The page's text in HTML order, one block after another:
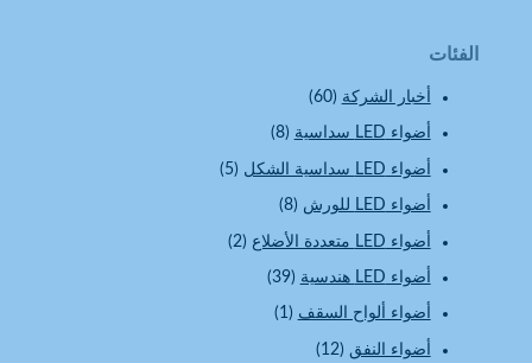
الفئات
أخبار الشركة(60)
أضواء LED سداسية (8)
أضواء LED سداسية الشكل (5)
أضواء LED للورش (8)
أضواء LED متعددة الأضلاع (2)
أضواء LED هندسية (39)
أضواء ألواح السقف(1)
أضواء النفق(12)